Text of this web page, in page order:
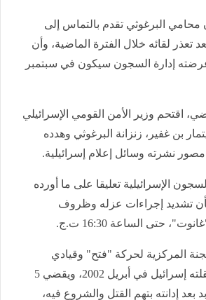
محامي البرغوثي تقدم بالتماس إلى
تعذر لقائه خلال الفترة الماضية، وأن
إدارة السجون سيكون في سبتمبر
الماضي، اقتحم وزير الأمن القومي الإسرائيلي
بن غفير، زنزانة البرغوثي وهدده
نشرته وسائل إعلام إسرائيلية.
الإسرائيلية تعليقا على ما أورده
تشديد إجراءات عزله وظروف
حتى الساعة 16:30 ت.ج.
المركزية لحركة "فتح" وقيادي
فلسطيني بارز، اعتقلته إسرائيل في أبريل 2002، ويقضي 5
بعد إدانته بتهم القتل والشروع فيه،